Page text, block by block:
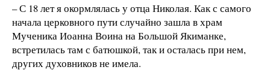
– С 18 лет я окормлялась у отца Николая. Как с самого
начала церковного пути случайно зашла в храм
Мученика Иоанна Воина на Большой Якиманке,
встретилась там с батюшкой, так и осталась при нем,
других духовников не имела.